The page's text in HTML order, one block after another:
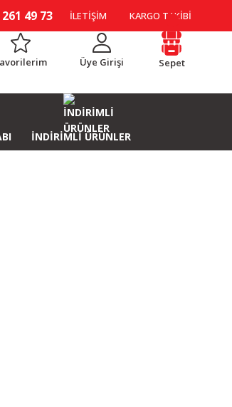
49 73 İLETİŞİM KARGO TAKİBİ
Üye Girişi Sepet
İNDİRİMLİ ÜRÜNLER